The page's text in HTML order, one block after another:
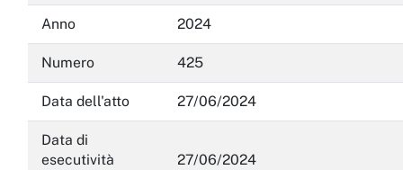
Altri contenuti
Attuazione misure PNRR
Anno 2024
Numero 425
Data dell'atto 27/06/2024
Data di
esecutività
27/06/2024